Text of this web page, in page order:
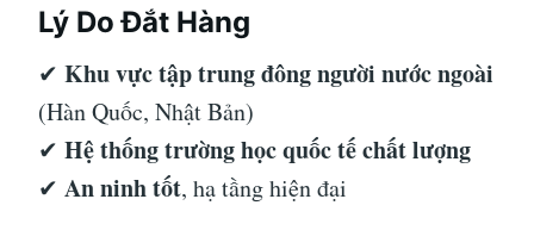
Lý Do Đắt Hàng
✔ Khu vực tập trung đông người nước ngoài
(Hàn Quốc, Nhật Bản)
✔ Hệ thống trường học quốc tế chất lượng
✔ An ninh tốt, hạ tầng hiện đại